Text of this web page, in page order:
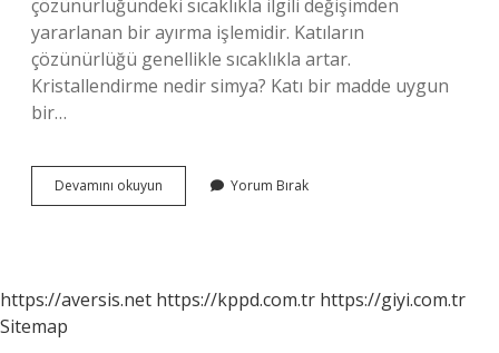
çözünürlüğündeki sıcaklıkla ilgili değişimden
yararlanan bir ayırma işlemidir. Katıların
çözünürlüğü genellikle sıcaklıkla artar.
Kristallendirme nedir simya? Katı bir madde uygun
bir…
Devamını okuyun Kristallendirme
Nedir
Yorum Bırak
https://aversis.net https://kppd.com.tr https://giyi.com.tr
Sitemap